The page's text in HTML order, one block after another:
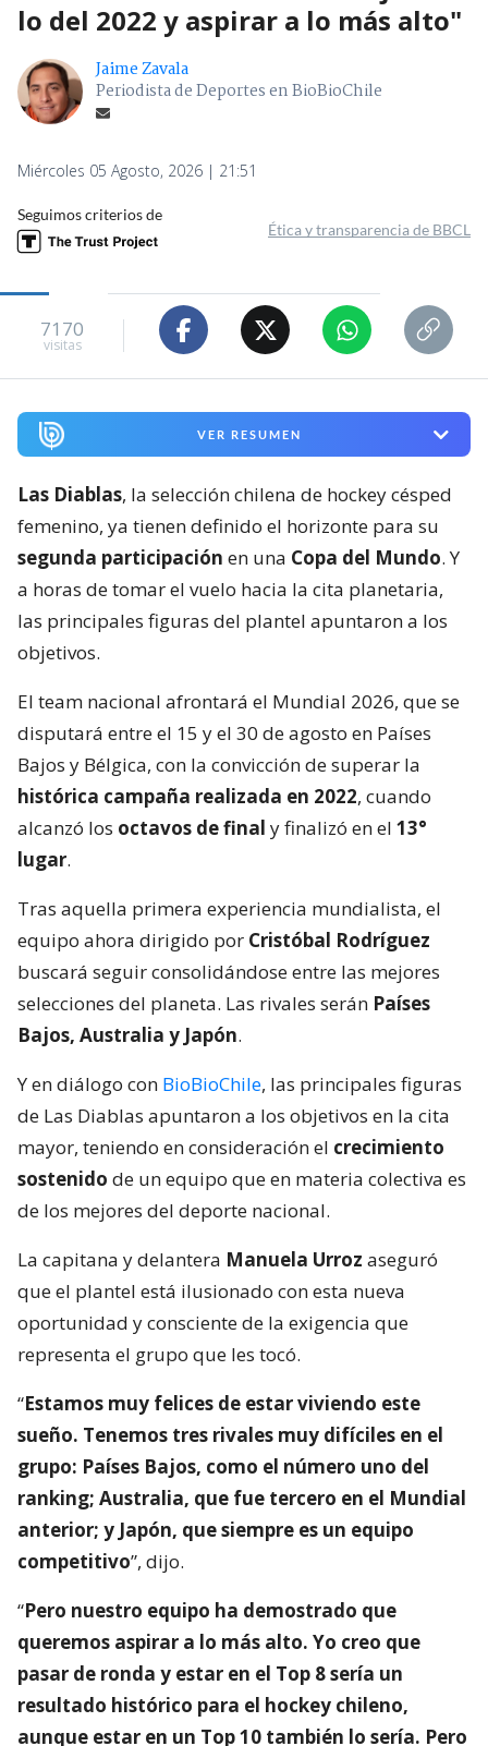
lo del 2022 y aspirar a lo más alto"
Jaime Zavala
Periodista de Deportes en BioBioChile
Miércoles 05 Agosto, 2026 | 21:51
Seguimos criterios de
Ética y transparencia de BBCL
7170
visitas
VER RESUMEN
Las Diablas, la selección chilena de hockey césped
femenino, ya tienen definido el horizonte para su
segunda participación en una Copa del Mundo. Y
a horas de tomar el vuelo hacia la cita planetaria,
las principales figuras del plantel apuntaron a los
objetivos.
El team nacional afrontará el Mundial 2026, que se
disputará entre el 15 y el 30 de agosto en Países
Bajos y Bélgica, con la convicción de superar la
histórica campaña realizada en 2022, cuando
alcanzó los octavos de final y finalizó en el 13°
lugar.
Tras aquella primera experiencia mundialista, el
equipo ahora dirigido por Cristóbal Rodríguez
buscará seguir consolidándose entre las mejores
selecciones del planeta. Las rivales serán Países
Bajos, Australia y Japón.
Y en diálogo con BioBioChile, las principales figuras
de Las Diablas apuntaron a los objetivos en la cita
mayor, teniendo en consideración el crecimiento
sostenido de un equipo que en materia colectiva es
de los mejores del deporte nacional.
La capitana y delantera Manuela Urroz aseguró
que el plantel está ilusionado con esta nueva
oportunidad y consciente de la exigencia que
representa el grupo que les tocó.
“Estamos muy felices de estar viviendo este
sueño. Tenemos tres rivales muy difíciles en el
grupo: Países Bajos, como el número uno del
ranking; Australia, que fue tercero en el Mundial
anterior; y Japón, que siempre es un equipo
competitivo”, dijo.
“Pero nuestro equipo ha demostrado que
queremos aspirar a lo más alto. Yo creo que
pasar de ronda y estar en el Top 8 sería un
resultado histórico para el hockey chileno,
aunque estar en un Top 10 también lo sería. Pero